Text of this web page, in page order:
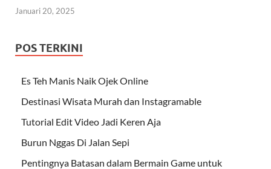
Januari 20, 2025
POS TERKINI
Es Teh Manis Naik Ojek Online
Destinasi Wisata Murah dan Instagramable
Tutorial Edit Video Jadi Keren Aja
Burun Nggas Di Jalan Sepi
Pentingnya Batasan dalam Bermain Game untuk